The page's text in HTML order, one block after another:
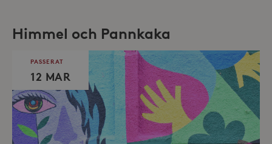
Himmel och Pannkaka
PASSERAT
12 MAR